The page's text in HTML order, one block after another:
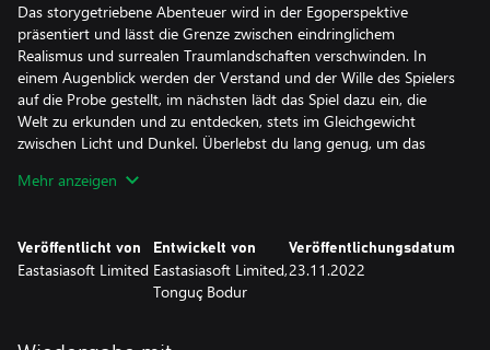
Das storygetriebene Abenteuer wird in der Egoperspektive
präsentiert und lässt die Grenze zwischen eindringlichem
Realismus und surrealen Traumlandschaften verschwinden. In
einem Augenblick werden der Verstand und der Wille des Spielers
auf die Probe gestellt, im nächsten lädt das Spiel dazu ein, die
Welt zu erkunden und zu entdecken, stets im Gleichgewicht
zwischen Licht und Dunkel. Überlebst du lang genug, um das
Mehr anzeigen
Veröffentlicht von
Eastasiasoft Limited
Entwickelt von
Eastasiasoft Limited,
Tonguç Bodur
Veröffentlichungsdatum
23.11.2022